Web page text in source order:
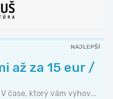
NAJLEPŠÍ
až za 15 eur /
čase, ktorý vám vyhov...